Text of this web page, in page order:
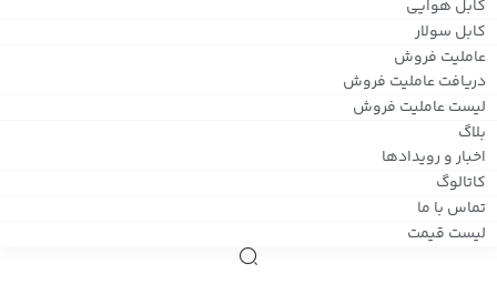
کابل هوایی
کابل سولار
عاملیت فروش
دریافت عاملیت فروش
لیست عاملیت فروش
بلاگ
اخبار و رویدادها
کاتالوگ
تماس با ما
لیست قیمت